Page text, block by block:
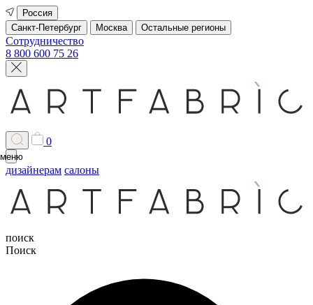
Россия
Санкт-Петербург
Москва Остальные регионы
Сотрудничество
8 800 600 75 26
0
меню
дизайнерам салоны
поиск
Поиск